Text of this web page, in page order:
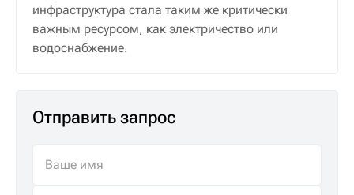
инфраструктура стала таким же критически
важным ресурсом, как электричество или
водоснабжение.
Отправить запрос